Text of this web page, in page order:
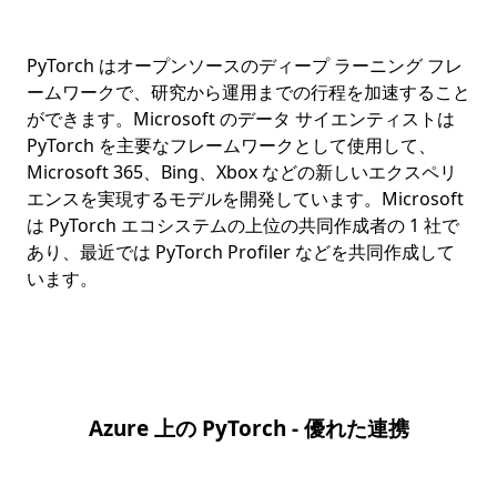
PyTorch はオープンソースのディープ ラーニング フレ
ームワークで、研究から運用までの行程を加速すること
ができます。Microsoft のデータ サイエンティストは
PyTorch を主要なフレームワークとして使用して、
Microsoft 365、Bing、Xbox などの新しいエクスペリ
エンスを実現するモデルを開発しています。Microsoft
は PyTorch エコシステムの上位の共同作成者の 1 社で
あり、最近では PyTorch Profiler などを共同作成して
います。
Azure 上の PyTorch - 優れた連携